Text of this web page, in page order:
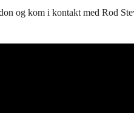
og kom i kontakt med Rod